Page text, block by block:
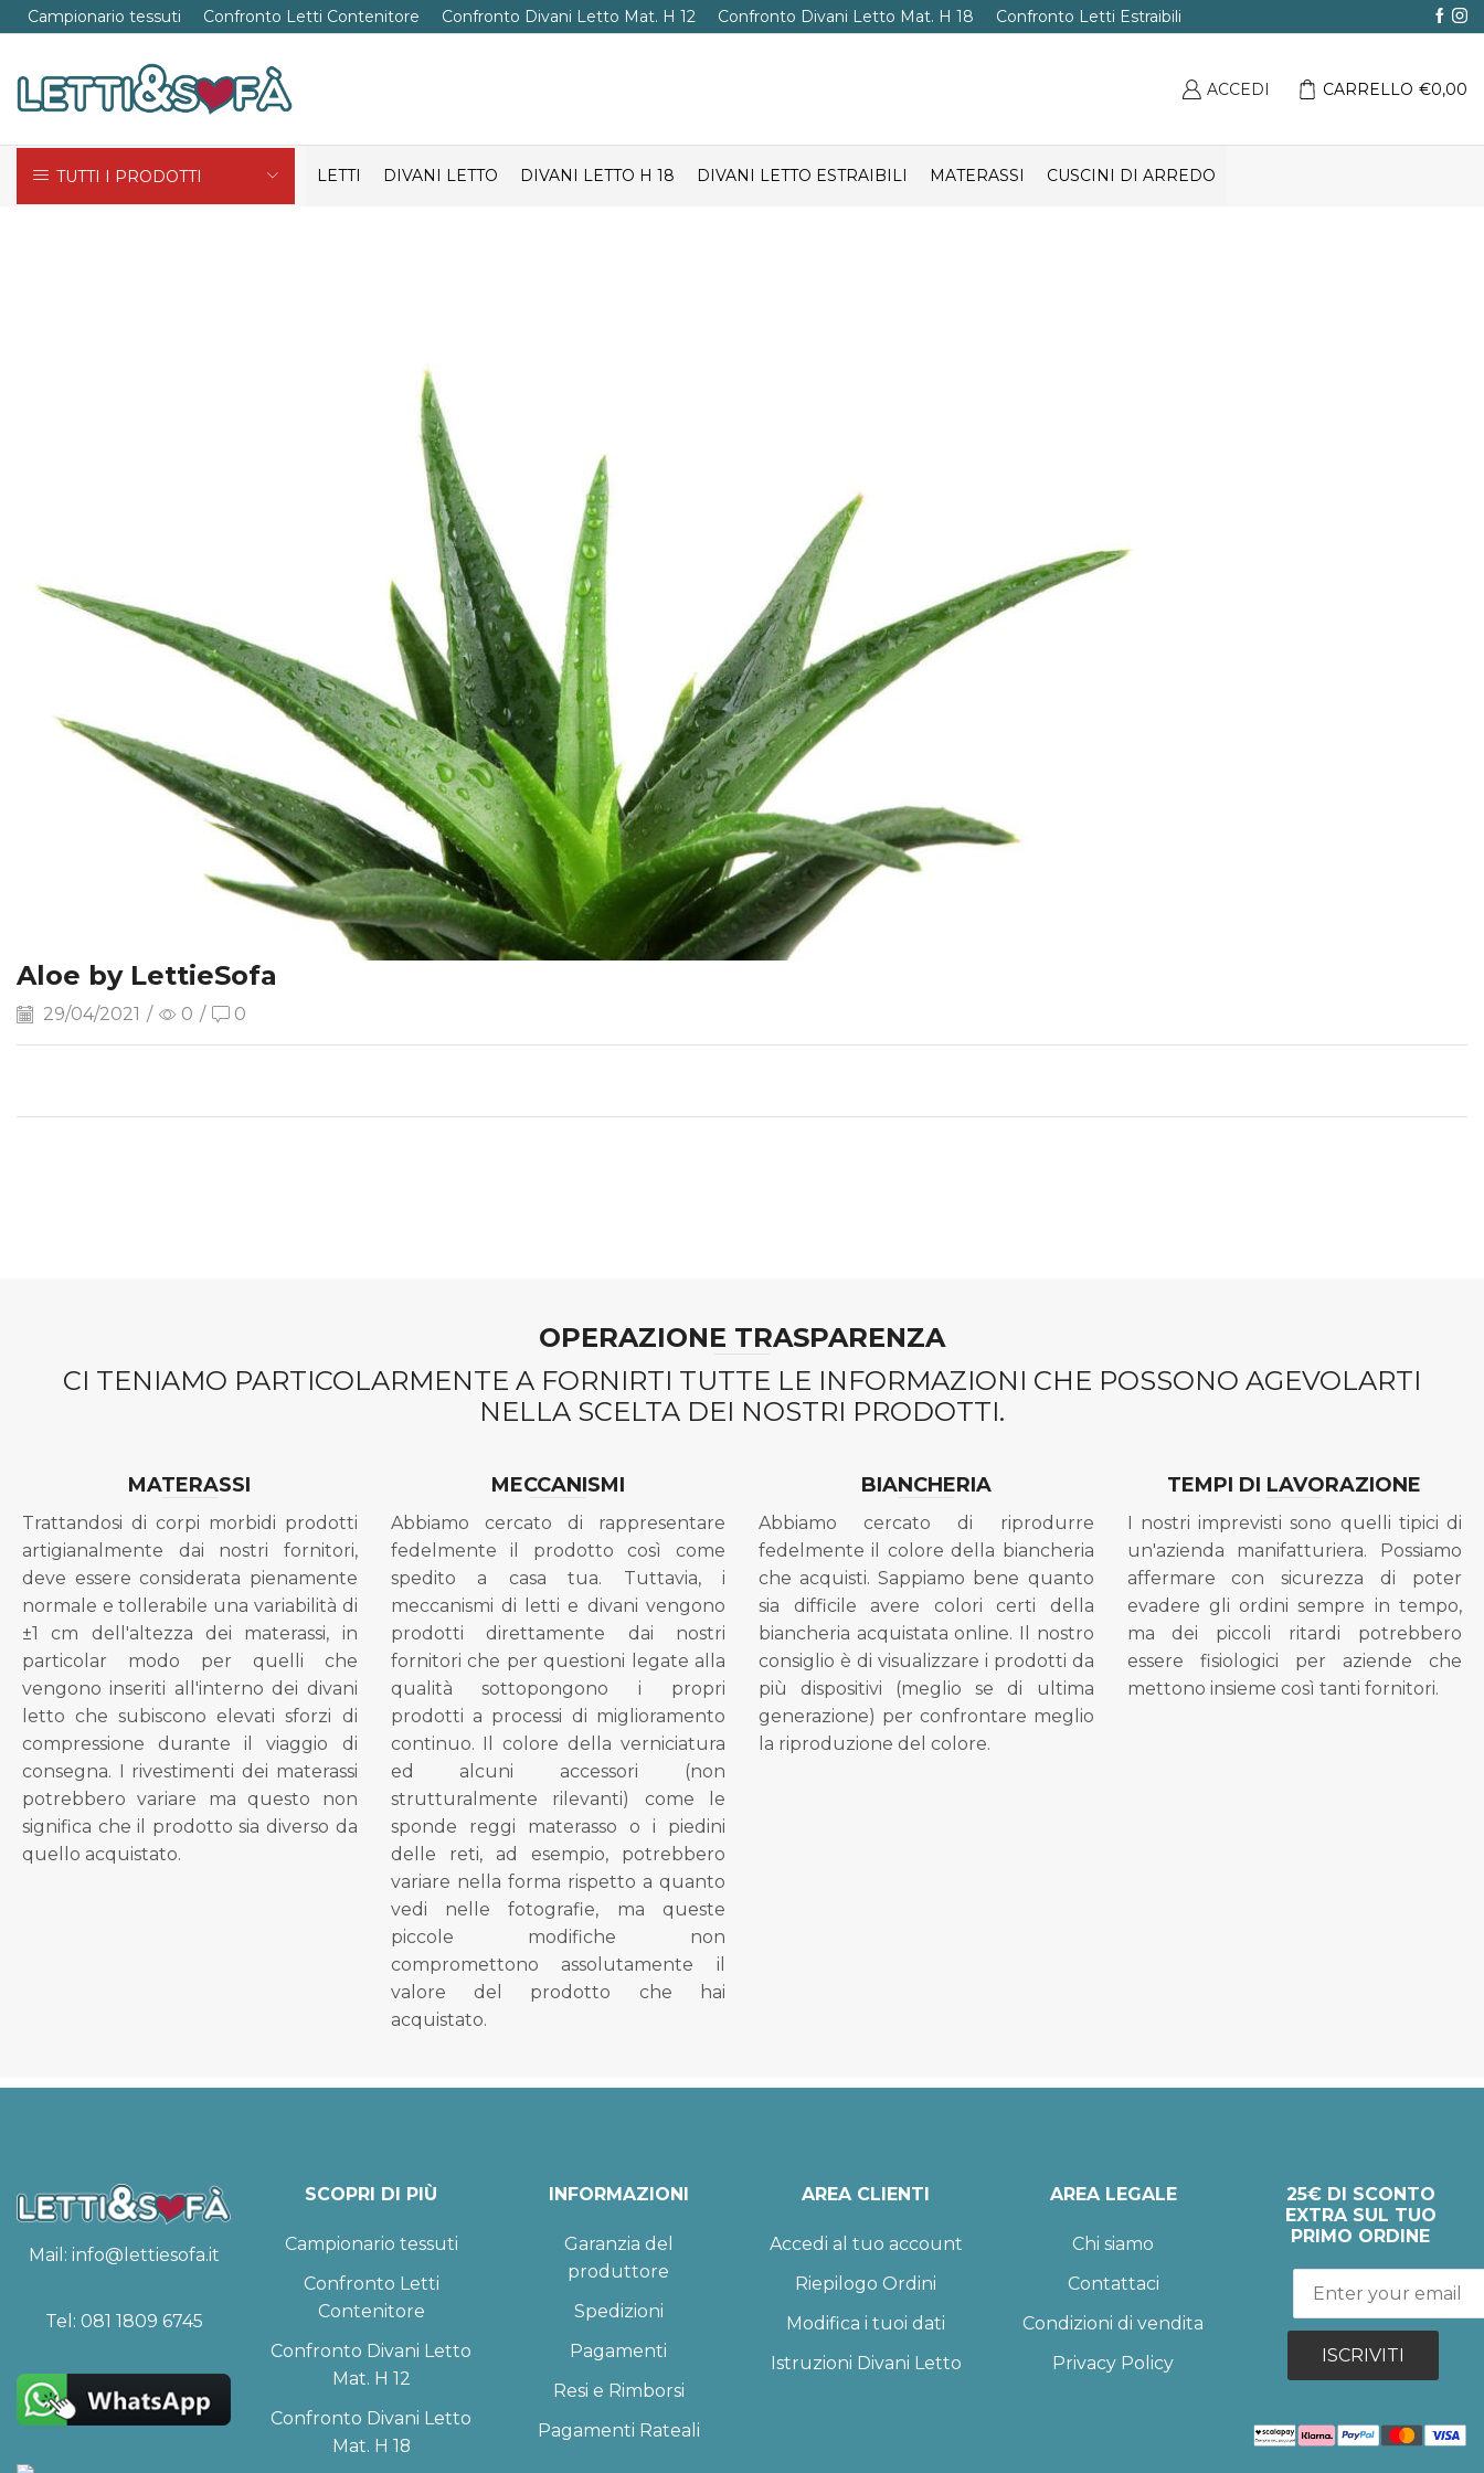
Campionario tessuti Confronto Letti Contenitore Confronto Divani Letto Mat. H 12 Confronto Divani Letto Mat. H 18 Confronto Letti Estraibili
ACCEDI CARRELLO €0,00
TUTTI I PRODOTTI LETTI DIVANI LETTO DIVANI LETTO H 18 DIVANI LETTO ESTRAIBILI MATERASSI CUSCINI DI ARREDO
Aloe by LettieSofa
29/04/2021 / 0 / 0
OPERAZIONE TRASPARENZA
CI TENIAMO PARTICOLARMENTE A FORNIRTI TUTTE LE INFORMAZIONI CHE POSSONO AGEVOLARTI
NELLA SCELTA DEI NOSTRI PRODOTTI.
MATERASSI
Trattandosi di corpi morbidi prodotti
artigianalmente dai nostri fornitori,
deve essere considerata pienamente
normale e tollerabile una variabilità di
±1 cm dell'altezza dei materassi, in
particolar modo per quelli che
vengono inseriti all'interno dei divani
letto che subiscono elevati sforzi di
compressione durante il viaggio di
consegna. I rivestimenti dei materassi
potrebbero variare ma questo non
significa che il prodotto sia diverso da
quello acquistato.
MECCANISMI
Abbiamo cercato di rappresentare
fedelmente il prodotto così come
spedito a casa tua. Tuttavia, i
meccanismi di letti e divani vengono
prodotti direttamente dai nostri
fornitori che per questioni legate alla
qualità sottopongono i propri
prodotti a processi di miglioramento
continuo. Il colore della verniciatura
ed alcuni accessori (non
strutturalmente rilevanti) come le
sponde reggi materasso o i piedini
delle reti, ad esempio, potrebbero
variare nella forma rispetto a quanto
vedi nelle fotografie, ma queste
piccole modifiche non
compromettono assolutamente il
valore del prodotto che hai
acquistato.
BIANCHERIA
Abbiamo cercato di riprodurre
fedelmente il colore della biancheria
che acquisti. Sappiamo bene quanto
sia difficile avere colori certi della
biancheria acquistata online. Il nostro
consiglio è di visualizzare i prodotti da
più dispositivi (meglio se di ultima
generazione) per confrontare meglio
la riproduzione del colore.
TEMPI DI LAVORAZIONE
I nostri imprevisti sono quelli tipici di
un'azienda manifatturiera. Possiamo
affermare con sicurezza di poter
evadere gli ordini sempre in tempo,
ma dei piccoli ritardi potrebbero
essere fisiologici per aziende che
mettono insieme così tanti fornitori.
Mail: info@lettiesofa.it
Tel: 081 1809 6745
SCOPRI DI PIÙ
Campionario tessuti
Confronto Letti
Contenitore
Confronto Divani Letto
Mat. H 12
Confronto Divani Letto
Mat. H 18
INFORMAZIONI
Garanzia del
produttore
Spedizioni
Pagamenti
Resi e Rimborsi
Pagamenti Rateali
AREA CLIENTI
Accedi al tuo account
Riepilogo Ordini
Modifica i tuoi dati
Istruzioni Divani Letto
AREA LEGALE
Chi siamo
Contattaci
Condizioni di vendita
Privacy Policy
25€ DI SCONTO
EXTRA SUL TUO
PRIMO ORDINE
ISCRIVITI